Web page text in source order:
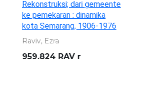
Statistik Ekonomi dan
(Vol.28, No.01. Januari 2026)